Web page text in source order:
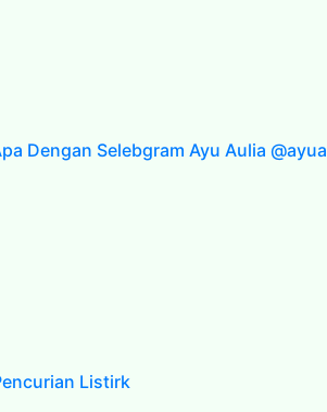
Dengan Selebgram Ayu Aulia
Listirk